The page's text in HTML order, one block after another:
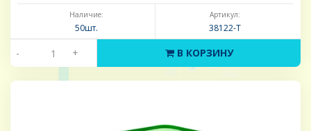
Наличие:
50шт.
Артикул:
38122-Т
- + В КОРЗИНУ